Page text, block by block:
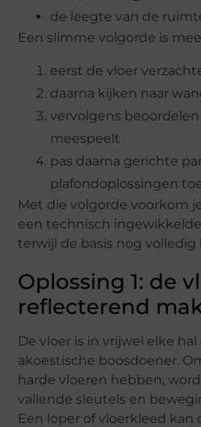
de leegte van de
Een slimme volgorde is
eerst de vloer
daarna kijken naar
vervolgens
meespeelt
pas daarna gerichte
plafondoplossingen
Met die volgorde voorkom
een technisch
terwijl de basis nog volledig
Oplossing 1: de
reflecterend
De vloer is in vrijwel elke
akoestische boosdoener.
harde vloeren hebben,
vallende sleutels en
Een loper of vloerkleed kan